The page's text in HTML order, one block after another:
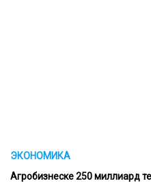
ЭКОНОМИКА
Агробизнеске 250 миллиард